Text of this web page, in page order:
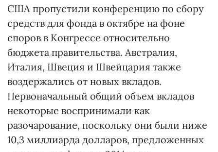
США пропустили конференцию по сбору
средств для фонда в октябре на фоне
споров в Конгрессе относительно
бюджета правительства. Австралия,
Италия, Швеция и Швейцария также
воздержались от новых вкладов.
Первоначальный общий объем вкладов
некоторые воспринимали как
разочарование, поскольку они были ниже
10,3 миллиарда долларов, предложенных